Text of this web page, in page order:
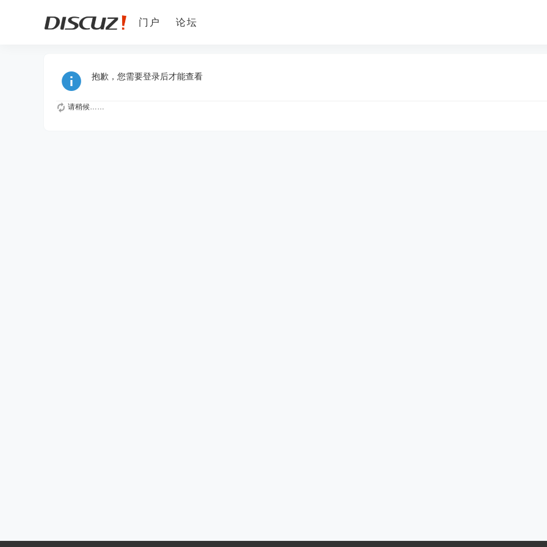
门户 论坛
抱歉，您需要登录后才能查看
请稍候……